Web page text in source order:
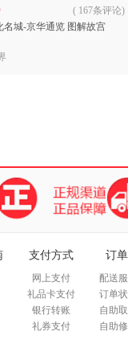
名城-京华通览 图解故宫
( 167条评论)
支付方式
网上支付
礼品卡支付
银行转账
礼券支付
订
配送
订单
自助
自助